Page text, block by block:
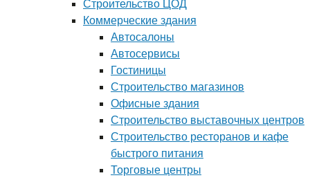
Строительство ЦОД
Коммерческие здания
Автосалоны
Автосервисы
Гостиницы
Строительство магазинов
Офисные здания
Строительство выставочных центров
Строительство ресторанов и кафе
быстрого питания
Торговые центры